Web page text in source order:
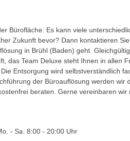
Bürofläche. Es kann viele
Zukunft bevor? Dann kontaktieren
in Brühl (Baden) geht.
das Team Deluxe steht Ihnen in allen
Entsorgung wird selbstverständlich
der Büroauflösung werden wir
beraten. Gerne vereinbaren wir
- Sa. 8:00 - 20:00 Uhr